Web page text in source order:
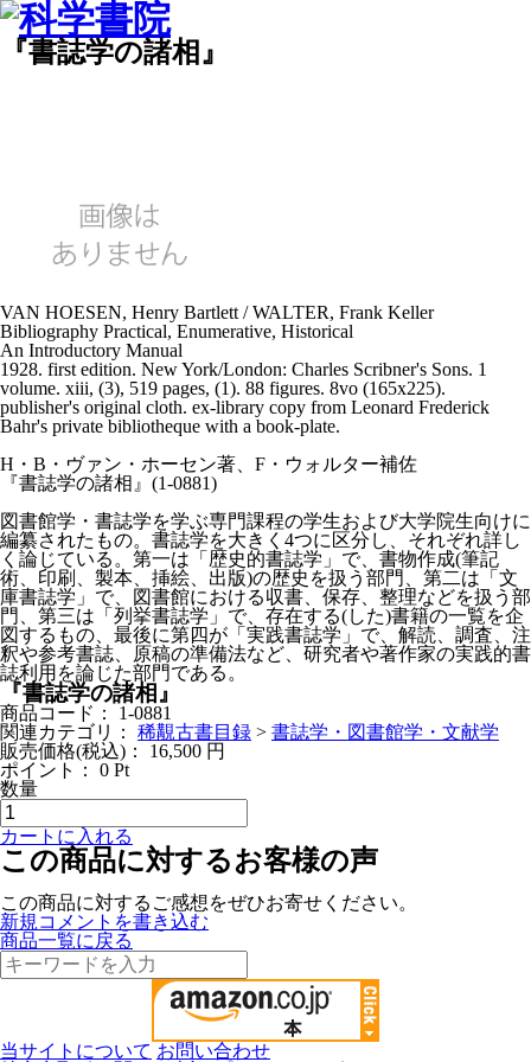
『書誌学の諸相』
VAN HOESEN, Henry Bartlett / WALTER, Frank Keller
Bibliography Practical, Enumerative, Historical
An Introductory Manual
1928. first edition. New York/London: Charles Scribner's Sons. 1
volume. xiii, (3), 519 pages, (1). 88 figures. 8vo (165x225).
publisher's original cloth. ex-library copy from Leonard Frederick
Bahr's private bibliotheque with a book-plate.
H・B・ヴァン・ホーセン著、F・ウォルター補佐
『書誌学の諸相』(1-0881)
図書館学・書誌学を学ぶ専門課程の学生および大学院生向けに
編纂されたもの。書誌学を大きく4つに区分し、それぞれ詳し
く論じている。第一は「歴史的書誌学」で、書物作成(筆記
術、印刷、製本、挿絵、出版)の歴史を扱う部門、第二は「文
庫書誌学」で、図書館における収書、保存、整理などを扱う部
門、第三は「列挙書誌学」で、存在する(した)書籍の一覧を企
図するもの、最後に第四が「実践書誌学」で、解読、調査、注
釈や参考書誌、原稿の準備法など、研究者や著作家の実践的書
誌利用を論じた部門である。
『書誌学の諸相』
商品コード：
1-0881
関連カテゴリ：
稀覯古書目録 > 書誌学・図書館学・文献学
販売価格(税込)：
16,500 円
ポイント：
0 Pt
数量
カートに入れる
この商品に対するお客様の声
この商品に対するご感想をぜひお寄せください。
新規コメントを書き込む
商品一覧に戻る
当サイトについて お問い合わせ